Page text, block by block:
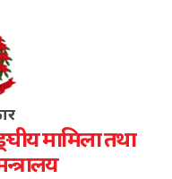
मामिला तथा